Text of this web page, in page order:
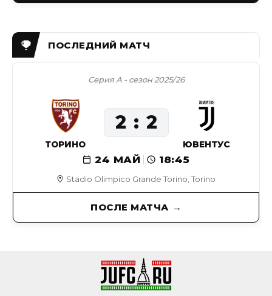
Stadio Olimpico Grande Torino, Torino
Серия А - сезон 2025/26
24 МАЙ 18:45
ТОРИНО
2 2
ЮВЕНТУС
ПОСЛЕ МАТЧА